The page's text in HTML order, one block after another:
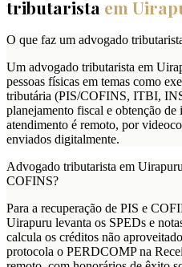
tributarista em
O que faz um advogado
Um advogado tributarista em
pessoas físicas em temas como
tributária (PIS/COFINS, ITBI,
planejamento fiscal e obtenção
atendimento é remoto, por
enviados digitalmente.
Advogado tributarista em
COFINS?
Para a recuperação de PIS e
Uirapuru levanta os SPEDs e
calcula os créditos não
protocola o PERDCOMP na